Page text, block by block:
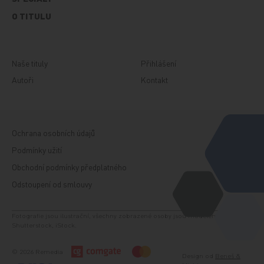
O TITULU
Naše tituly
Autoři
Přihlášení
Kontakt
Ochrana osobních údajů
Podmínky užití
Obchodní podmínky předplatného
Odstoupení od smlouvy